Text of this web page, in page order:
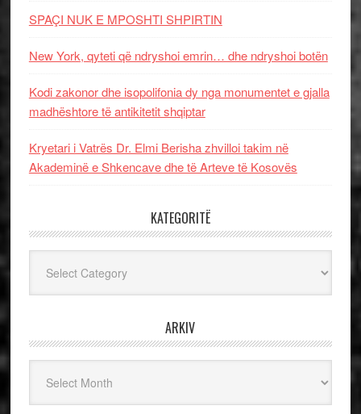
SPAÇI NUK E MPOSHTI SHPIRTIN
New York, qyteti që ndryshoi emrin… dhe ndryshoi botën
Kodi zakonor dhe isopolifonia dy nga monumentet e gjalla
madhështore të antikitetit shqiptar
Kryetari i Vatrës Dr. Elmi Berisha zhvilloi takim në
Akademinë e Shkencave dhe të Arteve të Kosovës
KATEGORITË
ARKIV